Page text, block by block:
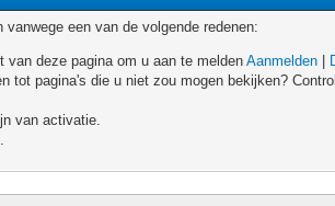
een van de volgende redenen:
van deze pagina om u aan te meldenAanmelden
pagina's die u niet zou mogen bekijken?
van activatie.